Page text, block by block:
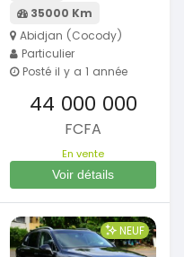
35000 Km
Abidjan (Cocody)
Particulier
Posté il y a 1 année
44 000 000
FCFA
En vente
Voir détails
NEUF